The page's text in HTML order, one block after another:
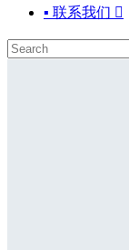
▪ 联系我们 